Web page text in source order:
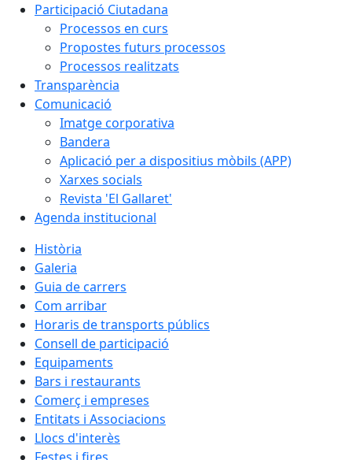
Participació Ciutadana
Processos en curs
Propostes futurs processos
Processos realitzats
Transparència
Comunicació
Imatge corporativa
Bandera
Aplicació per a dispositius mòbils (APP)
Xarxes socials
Revista 'El Gallaret'
Agenda institucional
Història
Galeria
Guia de carrers
Com arribar
Horaris de transports públics
Consell de participació
Equipaments
Bars i restaurants
Comerç i empreses
Entitats i Associacions
Llocs d'interès